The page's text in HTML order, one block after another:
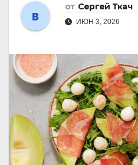
от Сергей Ткач
ИЮН 3, 2026